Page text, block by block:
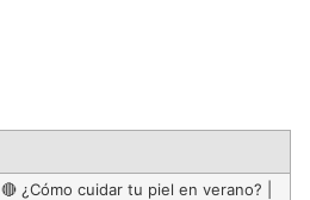
🔴 ¿Cómo cuidar tu piel en verano? |